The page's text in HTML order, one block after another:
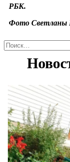
PБК.
Фото Светланы
Найти: